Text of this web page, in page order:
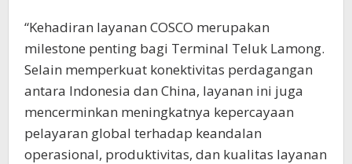
“Kehadiran layanan COSCO merupakan
milestone penting bagi Terminal Teluk Lamong.
Selain memperkuat konektivitas perdagangan
antara Indonesia dan China, layanan ini juga
mencerminkan meningkatnya kepercayaan
pelayaran global terhadap keandalan
operasional, produktivitas, dan kualitas layanan